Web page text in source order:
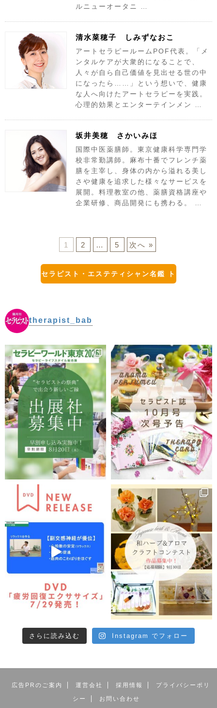
ルニューオータニ …
清水菜穂子 しみずなおこ
アートセラピールームPOF代表。「メ
ンタルケアが大衆的になることで、
人々が自ら自己価値を見出せる世の中
になったら……」という想いで、健康
な人へ向けたアートセラピーを実践。
心理的効果とエンターテインメン …
坂井美穂 さかいみほ
国際中医薬膳師。東京健康科学専門学
校非常勤講師。麻布十番でフレンチ薬
膳を主宰し、身体の内から溢れる美し
さや健康を追求した様々なサービスを
展開。料理教室の他、薬膳資格講座や
企業研修、商品開発にも携わる。 …
1 2 … 5 次へ »
セラピスト・エステティシャン名鑑 ト
therapist_bab
さらに読み込む Instagram でフォロー
広告PRのご案内 運営会社 採用情報
プライバシーポリ
シー
お問い合わせ